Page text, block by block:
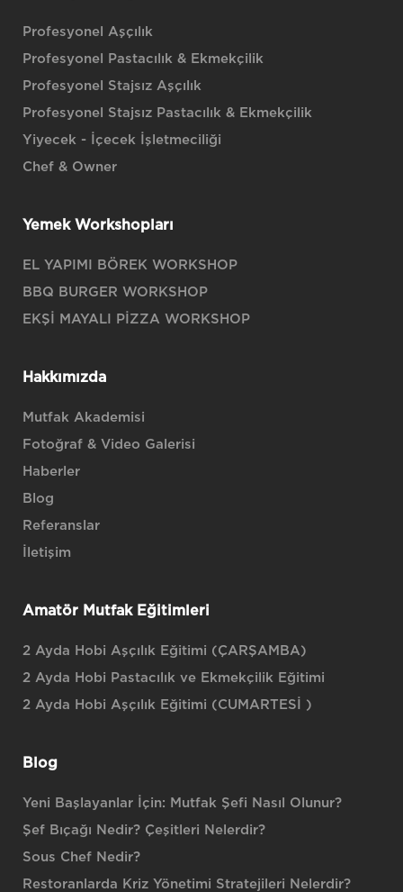
Profesyonel Aşçılık
Profesyonel Pastacılık & Ekmekçilik
Profesyonel Stajsız Aşçılık
Profesyonel Stajsız Pastacılık & Ekmekçilik
Yiyecek - İçecek İşletmeciliği
Chef & Owner
Yemek Workshopları
EL YAPIMI BÖREK WORKSHOP
BBQ BURGER WORKSHOP
EKŞİ MAYALI PİZZA WORKSHOP
Hakkımızda
Mutfak Akademisi
Fotoğraf & Video Galerisi
Haberler
Blog
Referanslar
İletişim
Amatör Mutfak Eğitimleri
2 Ayda Hobi Aşçılık Eğitimi (ÇARŞAMBA)
2 Ayda Hobi Pastacılık ve Ekmekçilik Eğitimi
2 Ayda Hobi Aşçılık Eğitimi (CUMARTESİ )
Blog
Yeni Başlayanlar İçin: Mutfak Şefi Nasıl Olunur?
Şef Bıçağı Nedir? Çeşitleri Nelerdir?
Sous Chef Nedir?
Restoranlarda Kriz Yönetimi Stratejileri Nelerdir?